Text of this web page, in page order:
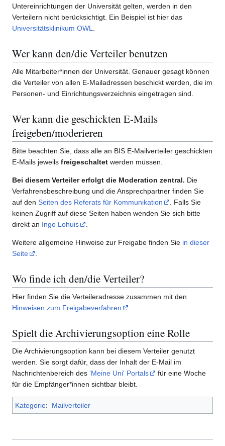
Untereinrichtungen der Universität gelten, werden in den
Verteilern nicht berücksichtigt. Ein Beispiel ist hier das
Universitätsklinikum OWL
Wer kann den/die Verteiler benutzen
Alle Mitarbeiter*innen der Universität. Genauer gesagt können
die Verteiler von allen E-Mailadressen beschickt werden, die im
Personen- und Einrichtungsverzeichnis eingetragen sind.
Wer kann die geschickten E-Mails
freigeben/moderieren
Bitte beachten Sie, dass alle an BIS E-Mailverteiler geschickten
E-Mails jeweils freigeschaltet werden müssen.
Bei diesem Verteiler erfolgt die Moderation zentral. Die
Verfahrensbeschreibung und die Ansprechpartner finden Sie
auf den Seiten des Referats für Kommunikation
. Falls Sie
keinen Zugriff auf diese Seiten haben wenden Sie sich bitte
direkt an Ingo Lohuis
Weitere allgemeine Hinweise zur Freigabe finden Sie in dieser
Seite
Wo finde ich den/die Verteiler?
Hier finden Sie die Verteileradresse zusammen mit den
Hinweisen zum Freigabeverfahren
.
Spielt die Archivierungsoption eine Rolle
Die Archivierungsoption kann bei diesem Verteiler genutzt
werden. Sie sorgt dafür, dass der Inhalt der E-Mail im
Nachrichtenbereich des 'Meine Uni' Portals
für eine Woche
für die Empfänger*innen sichtbar bleibt.
Kategorie: Mailverteiler